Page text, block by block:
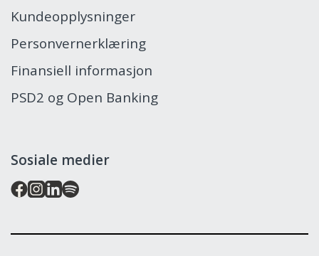
Kundeopplysninger
Personvernerklæring
Finansiell informasjon
PSD2 og Open Banking
Sosiale medier